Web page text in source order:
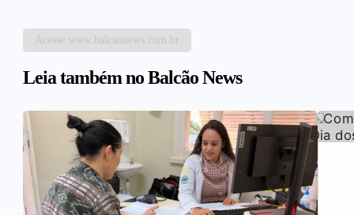
Acesse www.balcaonews.com.br
Leia também no Balcão News